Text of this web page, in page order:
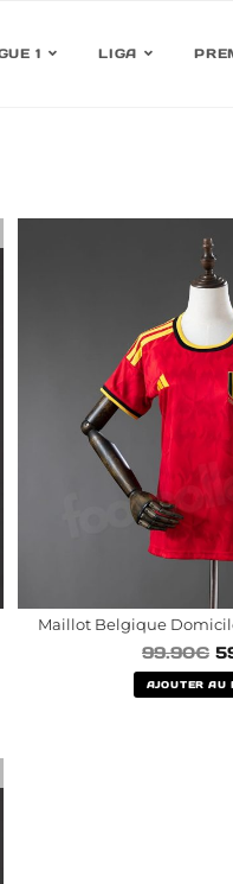
1 LIGA
Maillot Belgique
99.90€
AJOUTER AU